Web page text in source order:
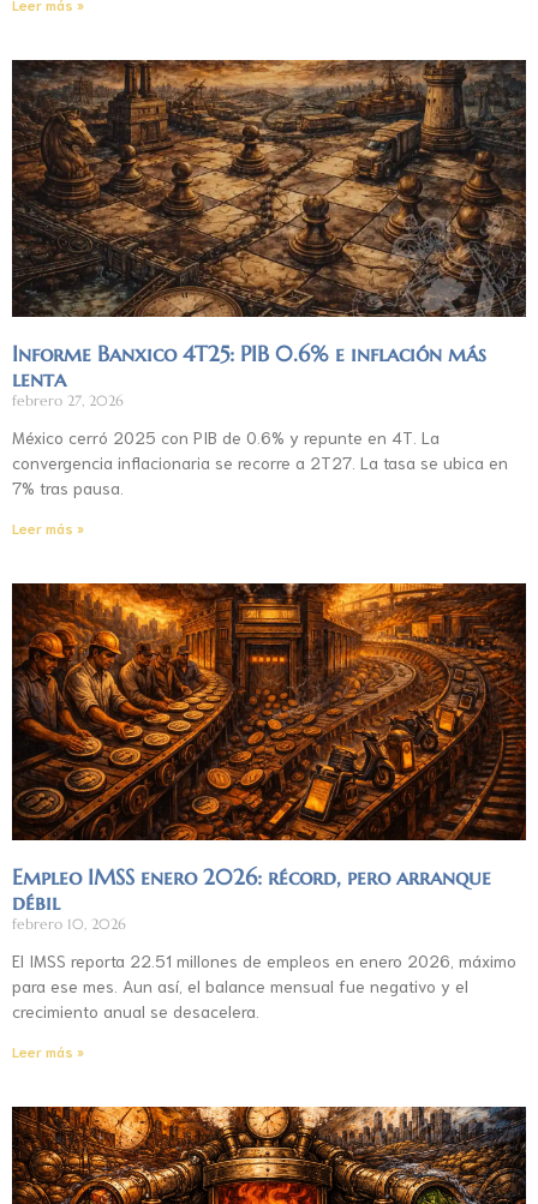
Leer más »
Informe Banxico 4T25: PIB 0.6% e inflación más
lenta
febrero 27, 2026
México cerró 2025 con PIB de 0.6% y repunte en 4T. La
convergencia inflacionaria se recorre a 2T27. La tasa se ubica en
7% tras pausa.
Leer más »
Empleo IMSS enero 2026: récord, pero arranque
débil
febrero 10, 2026
El IMSS reporta 22.51 millones de empleos en enero 2026, máximo
para ese mes. Aun así, el balance mensual fue negativo y el
crecimiento anual se desacelera.
Leer más »